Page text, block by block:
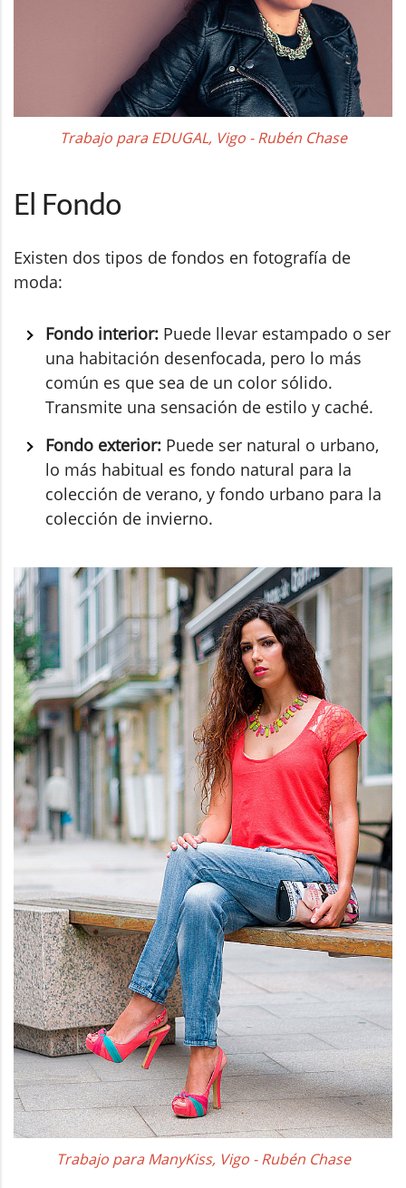
Trabajo para EDUGAL, Vigo - Rubén Chase
El Fondo
Existen dos tipos de fondos en fotografía de
moda:
Fondo interior: Puede llevar estampado o ser
una habitación desenfocada, pero lo más
común es que sea de un color sólido.
Transmite una sensación de estilo y caché.
Fondo exterior: Puede ser natural o urbano,
lo más habitual es fondo natural para la
colección de verano, y fondo urbano para la
colección de invierno.
Trabajo para ManyKiss, Vigo - Rubén Chase